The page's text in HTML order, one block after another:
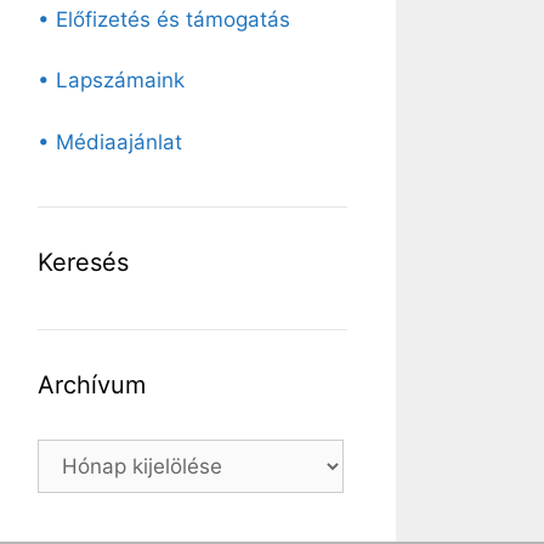
• Előfizetés és támogatás
• Lapszámaink
• Médiaajánlat
Keresés
Archívum
Archívum